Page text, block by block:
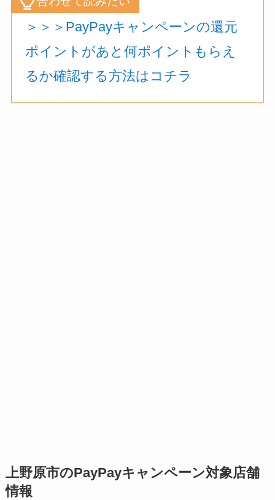
＞＞＞PayPayキャンペーンの還元
ポイントがあと何ポイントもらえ
るか確認する方法はコチラ
上野原市のPayPayキャンペーン対象店舗
情報